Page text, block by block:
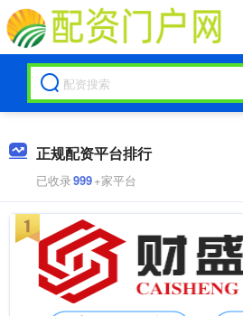
正规配资平台排行
已收录999+家平台